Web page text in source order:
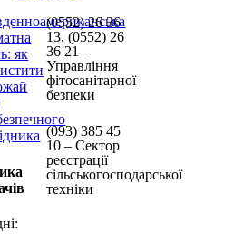
як
(0552) 26 36
13, (0552) 26
36 21 –
Управління
фітосанітарної
безпеки
(093) 385 45
10 – Сектор
реєстрації
сільськогосподарської
техніки